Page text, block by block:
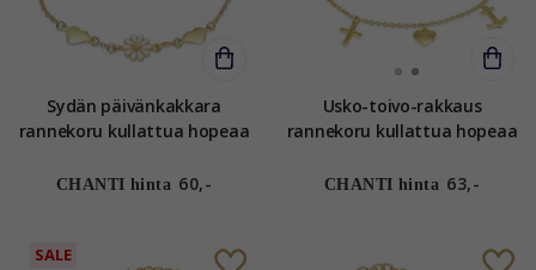
Sydän päivänkakkara
rannekoru kullattua hopeaa
CHANTI hinta 60,-
Usko-toivo-rakkaus
rannekoru kullattua hopeaa
CHANTI hinta 63,-
SALE